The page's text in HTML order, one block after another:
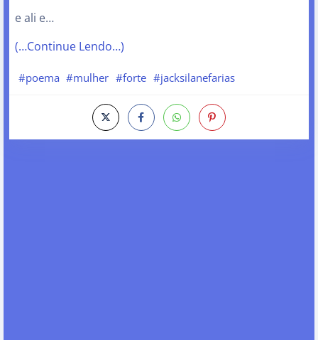
e ali e…
(…Continue Lendo…)
#poema #mulher #forte #jacksilanefarias